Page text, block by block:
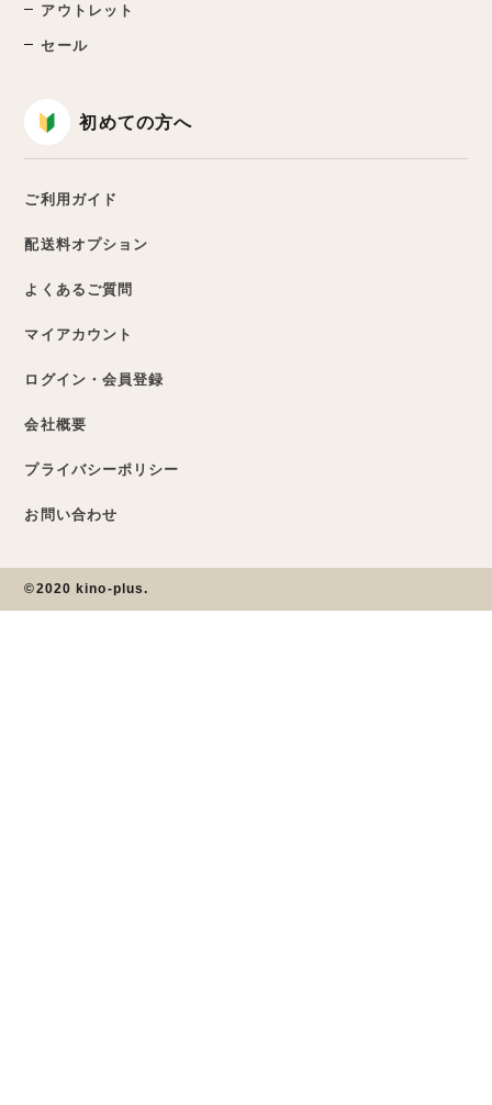
アウトレット
セール
初めての方へ
ご利用ガイド
配送料オプション
よくあるご質問
マイアカウント
ログイン・会員登録
会社概要
プライバシーポリシー
お問い合わせ
©2020 kino-plus.